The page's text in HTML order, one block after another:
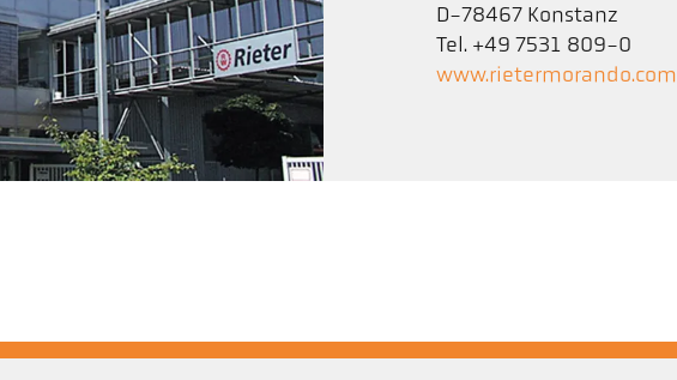
D-78467 Konstanz
Tel. +49 7531 809-0
www.rietermorando.com